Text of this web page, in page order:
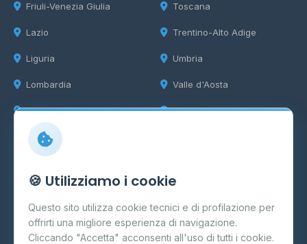
Friuli-Venezia Giulia
Lazio
Liguria
Lombardia
Marche
Toscana
Trentino-Alto Adige
Umbria
Valle d'Aosta
Veneto
Info
Cos'è il GPL
FAQ
Contatti
🍪 Utilizziamo i cookie
Questo sito utilizza cookie tecnici e di profilazione per
offrirti una migliore esperienza di navigazione.
Cliccando "Accetta" acconsenti all'uso di tutti i cookie.